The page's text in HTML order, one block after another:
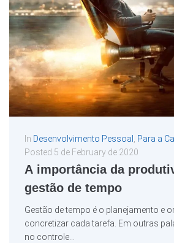
In Desenvolvimento Pessoal Para a
Posted 5 de February de 2020
A importância da
gestão de tempo
Gestão de tempo é o planejamento e
concretizar cada tarefa. Em outras
no controle...